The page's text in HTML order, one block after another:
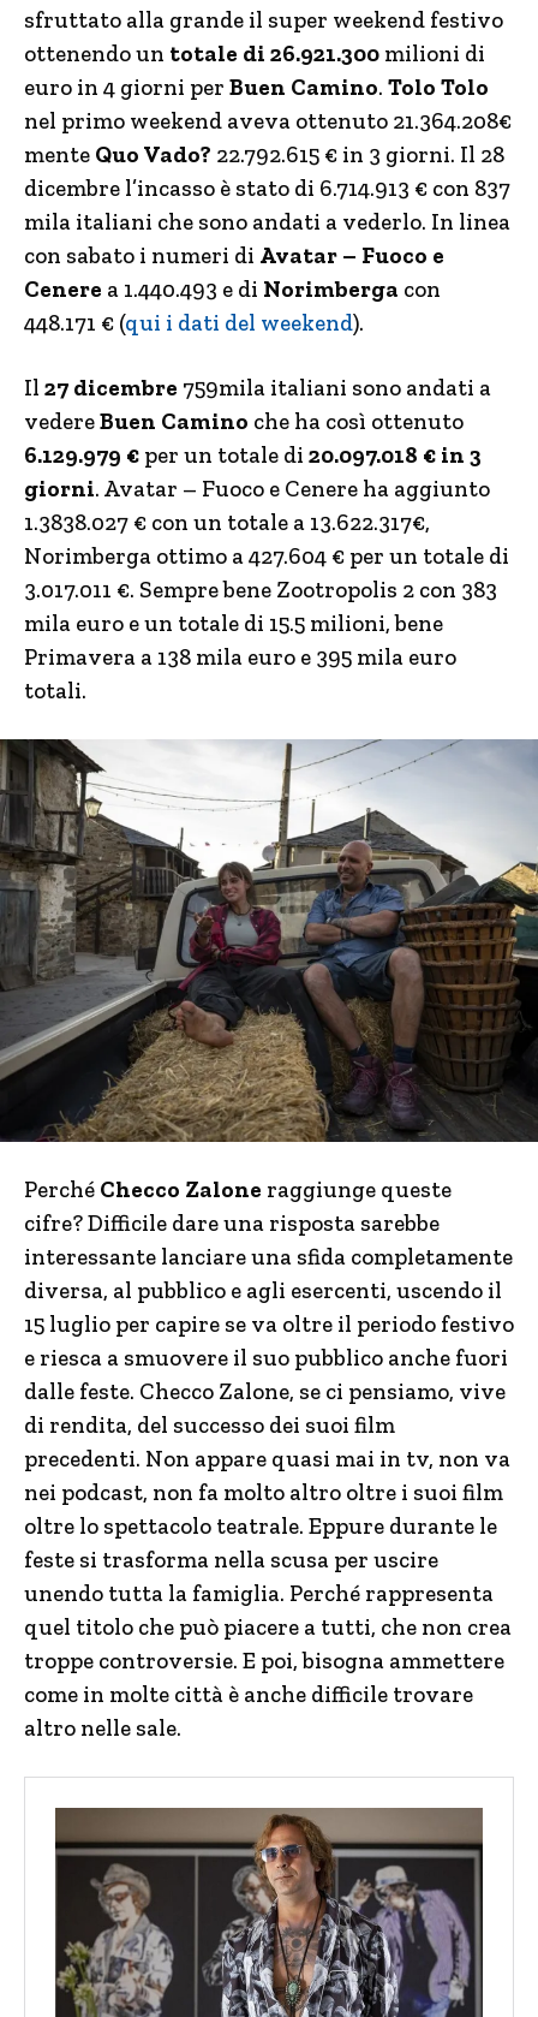
sfruttato alla grande il super weekend festivo
ottenendo un totale di 26.921.300 milioni di
euro in 4 giorni per Buen Camino. Tolo Tolo
nel primo weekend aveva ottenuto 21.364.208€
mente Quo Vado? 22.792.615 € in 3 giorni. Il 28
dicembre l’incasso è stato di 6.714.913 € con 837
mila italiani che sono andati a vederlo. In linea
con sabato i numeri di Avatar – Fuoco e
Cenere a 1.440.493 e di Norimberga con
448.171 € (qui i dati del weekend).
Il 27 dicembre 759mila italiani sono andati a
vedereBuen Camino che ha così ottenuto
6.129.979 € per un totale di 20.097.018 € in 3
giorni. Avatar – Fuoco e Cenere ha aggiunto
1.3838.027 € con un totale a 13.622.317€,
Norimberga ottimo a 427.604 € per un totale di
3.017.011 €. Sempre bene Zootropolis 2 con 383
mila euro e un totale di 15.5 milioni, bene
Primavera a 138 mila euro e 395 mila euro
totali.
Perché Checco Zalone raggiunge queste
cifre? Difficile dare una risposta sarebbe
interessante lanciare una sfida completamente
diversa, al pubblico e agli esercenti, uscendo il
15 luglio per capire se va oltre il periodo festivo
e riesca a smuovere il suo pubblico anche fuori
dalle feste. Checco Zalone, se ci pensiamo, vive
di rendita, del successo dei suoi film
precedenti. Non appare quasi mai in tv, non va
nei podcast, non fa molto altro oltre i suoi film
oltre lo spettacolo teatrale. Eppure durante le
feste si trasforma nella scusa per uscire
unendo tutta la famiglia. Perché rappresenta
quel titolo che può piacere a tutti, che non crea
troppe controversie. E poi, bisogna ammettere
come in molte città è anche difficile trovare
altro nelle sale.